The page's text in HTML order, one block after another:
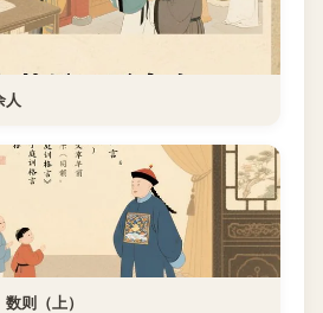
则（上）